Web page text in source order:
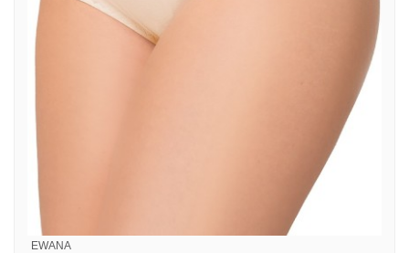
EWANA